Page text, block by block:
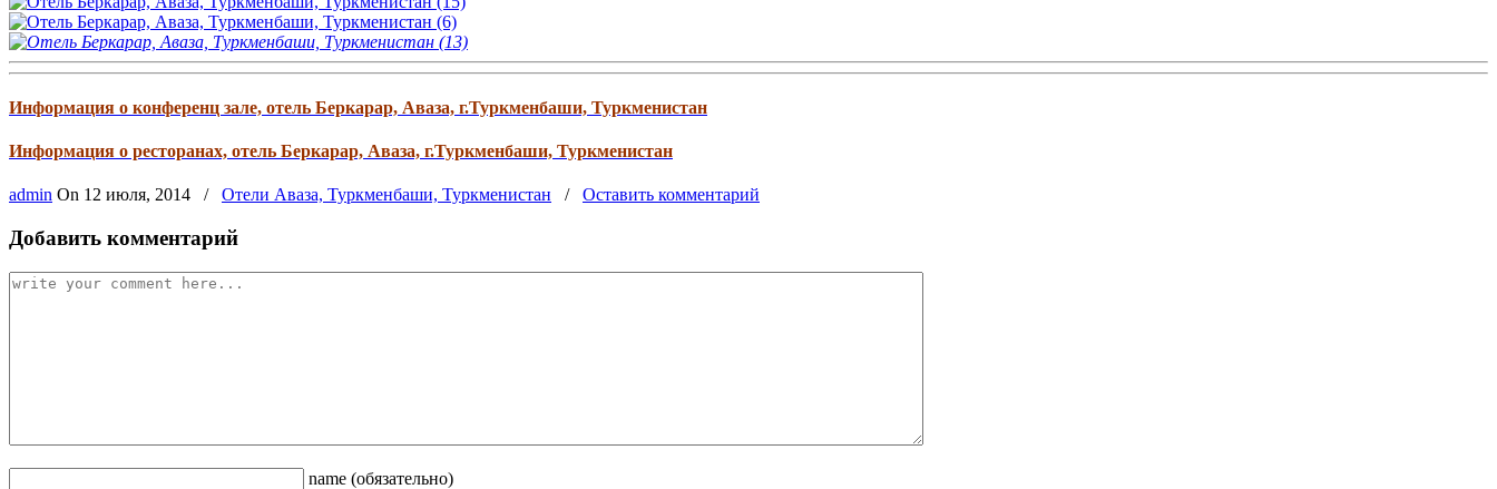
Информация о конференц зале, отель Беркарар, Аваза, г.Туркменбаши, Туркменистан
Информация о ресторанах, отель Беркарар, Аваза, г.Туркменбаши, Туркменистан
admin On 12 июля, 2014 / Отели Аваза, Туркменбаши, Туркменистан / Оставить комментарий
Добавить комментарий
name (обязательно)